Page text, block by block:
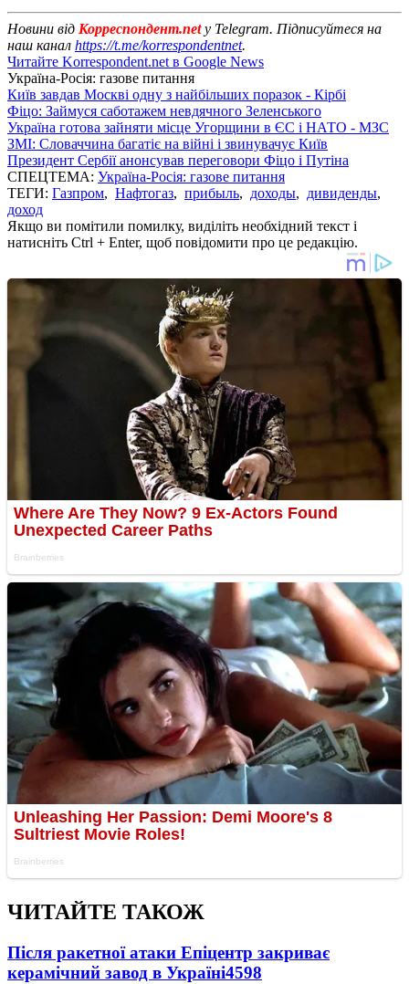
Новини від Корреспондент.netу Telegram. Підписуйтеся на
наш канал https://t.me/korrespondentnet.
Читайте Korrespondent.net в Google News
Україна-Росія: газове питання
Київ завдав Москві одну з найбільших поразок - Кірбі
Фіцо: Займуся саботажем невдячного Зеленського
Україна готова зайняти місце Угорщини в ЄС і НАТО - МЗС
ЗМІ: Словаччина багатіє на війні і звинувачує Київ
Президент Сербії анонсував переговори Фіцо і Путіна
СПЕЦТЕМА: Україна-Росія: газове питання
ТЕГИ: Газпром, Нафтогаз, прибыль, доходы, дивиденды,
доход
Якщо ви помітили помилку, виділіть необхідний текст і
натисніть Ctrl + Enter, щоб повідомити про це редакцію.
ЧИТАЙТЕ ТАКОЖ
Після ракетної атаки Епіцентр закриває
керамічний завод в Україні4598